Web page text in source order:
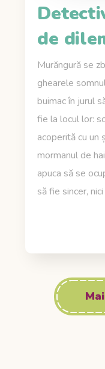
de
Murăngură se
ghearele
buimac în jurul
fie la locul lor:
acoperită cu un
mormanul de
apuca să se
să fie sincer,